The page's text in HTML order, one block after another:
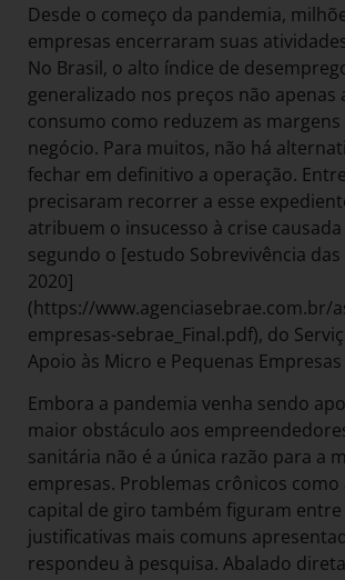
Desde o começo da pandemia,
empresas encerraram suas
No Brasil, o alto índice de
generalizado nos preços não apenas
consumo como reduzem as
negócio. Para muitos, não há
fechar em definitivo a operação.
precisaram recorrer a esse
atribuem o insucesso à crise
segundo o [estudo Sobrevivência das
2020]
(https://www.agenciasebrae.com.br/
empresas-sebrae_Final.pdf), do
Apoio às Micro e Pequenas Empresas
Embora a pandemia venha sendo
maior obstáculo aos
sanitária não é a única razão para a
empresas. Problemas crônicos como
capital de giro também figuram entre
justificativas mais comuns
respondeu à pesquisa. Abalado